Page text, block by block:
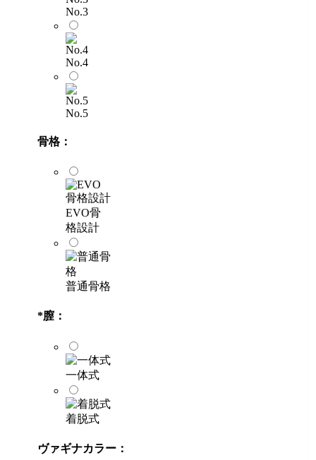
No.3
No.4
No.5
骨格：
EVO骨
格設計
普通骨格
*膣：
一体式
着脱式
ヴァギナカラー：